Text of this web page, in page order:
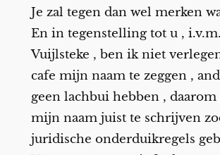
Je zal tegen dan wel merken
En in tegenstelling tot u ,
Vuijlsteke , ben ik niet
cafe mijn naam te zeggen ,
geen lachbui hebben , daarom
mijn naam juist te schrijven
juridische onderduikregels